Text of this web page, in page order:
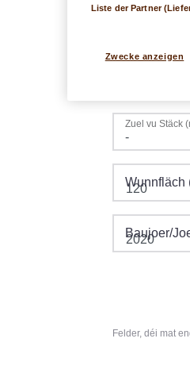
Zuel vu Stäck
Wunnfläch
Baujoer/
Felder, déi mat
Liste der Partner
Zwecke anzeigen